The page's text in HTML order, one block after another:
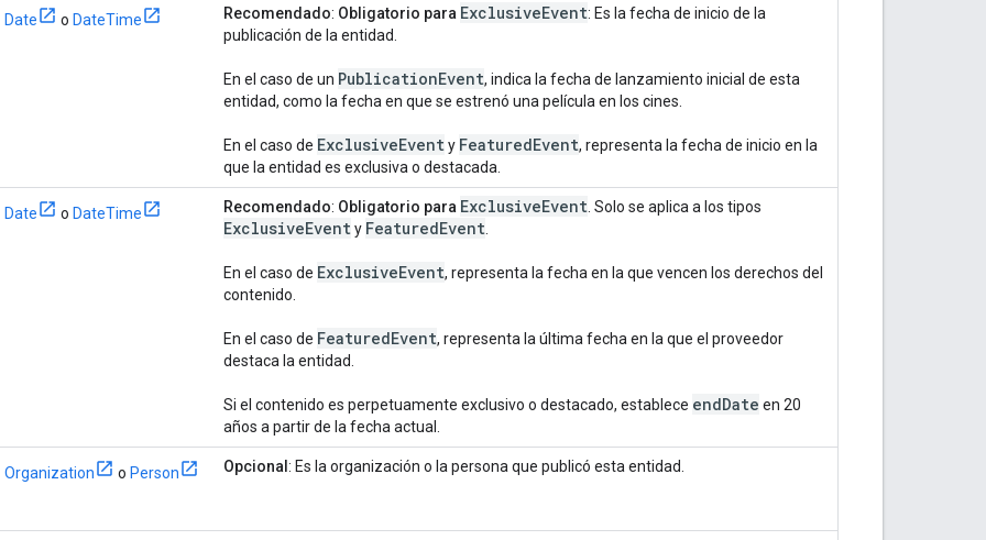
Date o DateTime Recomendado: Obligatorio para ExclusiveEvent: Es la fecha de inicio de la
publicación de la entidad.
En el caso de un PublicationEvent, indica la fecha de lanzamiento inicial de esta
entidad, como la fecha en que se estrenó una película en los cines.
En el caso de ExclusiveEventy FeaturedEvent, representa la fecha de inicio en la
que la entidad es exclusiva o destacada.
Date o DateTime Recomendado: Obligatorio para ExclusiveEvent . Solo se aplica a los tipos
ExclusiveEventy FeaturedEvent
En el caso de ExclusiveEvent, representa la fecha en la que vencen los derechos del
contenido.
En el caso de FeaturedEvent, representa la última fecha en la que el proveedor
destaca la entidad.
Si el contenido es perpetuamente exclusivo o destacado, establece endDate en 20
años a partir de la fecha actual.
Organization o Person Opcional : Es la organización o la persona que publicó esta entidad.